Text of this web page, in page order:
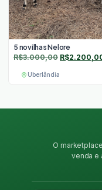
5 novilhas Nelore
R$3.000,00 O
R$
Uberlândia
O
venda e